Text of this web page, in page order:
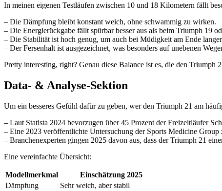
In meinen eigenen Testläufen zwischen 10 und 18 Kilometern fällt
– Die Dämpfung bleibt konstant weich, ohne schwammig zu wirken.
– Die Energierückgabe fällt spürbar besser aus als beim Triumph 19
– Die Stabilität ist hoch genug, um auch bei Müdigkeit am Ende
– Der Fersenhalt ist ausgezeichnet, was besonders auf unebenen
Pretty interesting, right? Genau diese Balance ist es, die den
Data- & Analyse-Sektion
Um ein besseres Gefühl dafür zu geben, wer den Triumph 21 am
– Laut Statista 2024 bevorzugen über 45 Prozent der Freizeitläufer
– Eine 2023 veröffentlichte Untersuchung der Sports Medicine
– Branchenexperten gingen 2025 davon aus, dass der Triumph 21
Eine vereinfachte Übersicht:
Modellmerkmal
Einschätzung 2025
Dämpfung
Sehr weich, aber stabil